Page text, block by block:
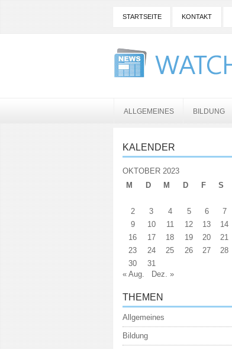
STARTSEITE KONTAKT
ALLGEMEINES BILDUNG
KALENDER
OKTOBER 2023
M
D M D F S
2
3 4 5 6 7
9
10 11 12 13 14
16
17 18 19 20 21
23
24 25 26 27 28
30
31
« Aug.
Dez. »
THEMEN
Allgemeines
Bildung